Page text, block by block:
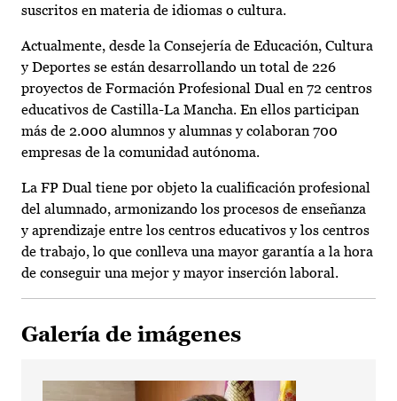
suscritos en materia de idiomas o cultura.
Actualmente, desde la Consejería de Educación, Cultura
y Deportes se están desarrollando un total de 226
proyectos de Formación Profesional Dual en 72 centros
educativos de Castilla-La Mancha. En ellos participan
más de 2.000 alumnos y alumnas y colaboran 700
empresas de la comunidad autónoma.
La FP Dual tiene por objeto la cualificación profesional
del alumnado, armonizando los procesos de enseñanza
y aprendizaje entre los centros educativos y los centros
de trabajo, lo que conlleva una mayor garantía a la hora
de conseguir una mejor y mayor inserción laboral.
Galería de imágenes